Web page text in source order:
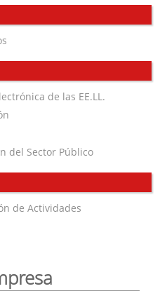
de las EE.LL.
del Sector Público
de Actividades